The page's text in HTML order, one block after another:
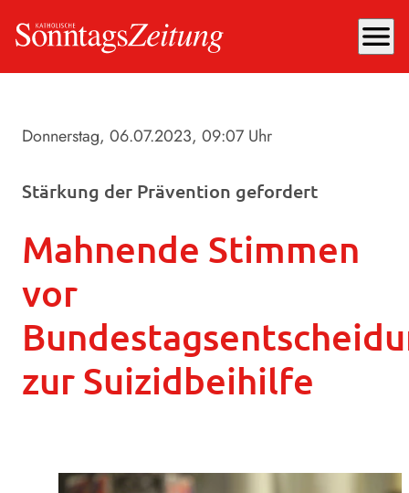
menu
Donnerstag, 06.07.2023, 09:07 Uhr
Stärkung der Prävention gefordert
Mahnende Stimmen
vor
zur Suizidbeihilfe